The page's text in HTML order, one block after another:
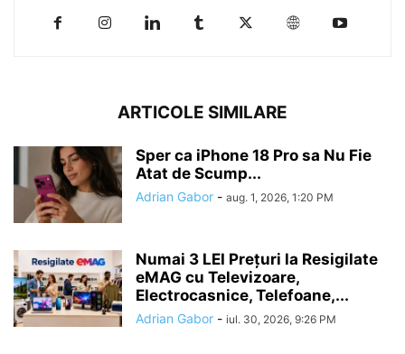
ARTICOLE SIMILARE
Sper ca iPhone 18 Pro sa Nu Fie
Atat de Scump...
Adrian Gabor - aug. 1, 2026, 1:20 PM
Numai 3 LEI Prețuri la Resigilate
eMAG cu Televizoare,
Electrocasnice, Telefoane,...
Adrian Gabor - iul. 30, 2026, 9:26 PM